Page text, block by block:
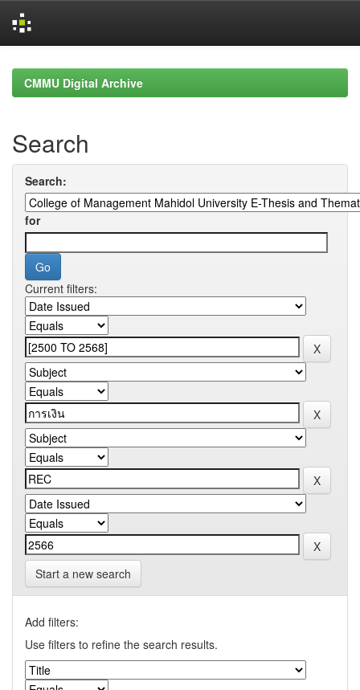
navigationCMMU Digital Archive
Search
Search:
for
Current filters:
Start a new search
Add filters:
Use filters to refine the search results.